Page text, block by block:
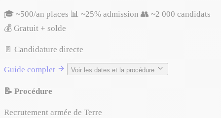
🎓 ~500/an places 📊 ~25% admission 👥 ~2 000 candidats
💰 Gratuit + solde
🚪 Candidature directe
Guide complet Voir les dates et la procédure
📝 Procédure
Recrutement armée de Terre